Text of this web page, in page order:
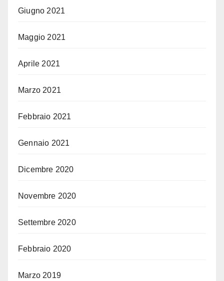
Giugno 2021
Maggio 2021
Aprile 2021
Marzo 2021
Febbraio 2021
Gennaio 2021
Dicembre 2020
Novembre 2020
Settembre 2020
Febbraio 2020
Marzo 2019